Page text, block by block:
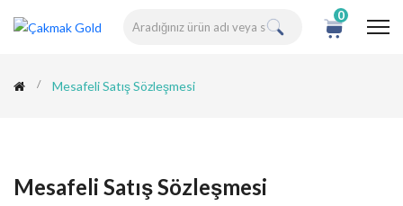
0
Mesafeli Satış Sözleşmesi
Mesafeli Satış Sözleşmesi